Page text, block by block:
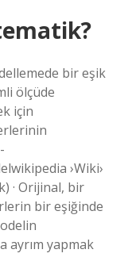
bir eşik
ölçüde
için
›Wiki›
· Orijinal, bir
bir eşiğinde
ayrım yapmak